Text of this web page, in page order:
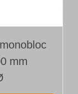
mm